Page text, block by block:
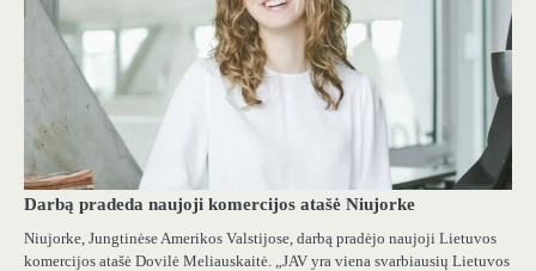
Darbą pradeda naujoji komercijos atašė Niujorke
Niujorke, Jungtinėse Amerikos Valstijose, darbą pradėjo naujoji Lietuvos
komercijos atašė Dovilė Meliauskaitė. „JAV yra viena svarbiausių Lietuvos